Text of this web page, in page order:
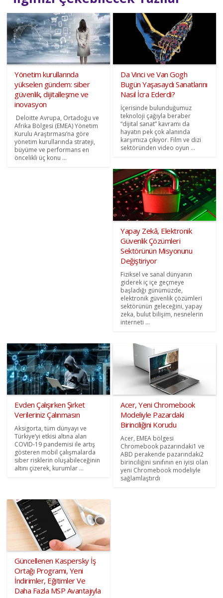
Yönetim kurullarında
yükselen gündem: siber
güvenlik, dijitalleşme ve
inovasyon
Deloitte Avrupa, Ortadoğu ve
Afrika Bölgesi (EMEA) Yönetim
Kurulu Araştırması’na göre
yönetim kurullarında strateji,
büyüme ve performans en
öncelikli üç konu ...
Da Vinci ve Van Gogh
Bugün Yaşasaydı Sanatlarını
Nasıl İcra Ederdi?
İçerisinde bulunduğumuz
teknoloji çağıyla beraber
“dijital sanat” kavramı da
hayatın pek çok alanında
karşımıza çıkıyor. Film ve dizi
sektöründen video oyun ...
Yapay Zekâ, Elektronik
Güvenlik Çözümleri
Sektörünün Misyonunu
Değiştiriyor
Fiziksel ve sanal dünyanın
giderek iç içe geçmeye
başladığı günümüzde,
elektronik güvenlik çözümleri
sektörünün geleceğini, yapay
zeka, bulut bilişim, nesnelerin
interneti ...
Evden Çalışırken Şirket
Verileriniz Çalınmasın
Aksigorta, tüm dünyayı ve
Türkiye’yi etkisi altına alan
COVID-19 pandemisi ile artış
gösteren mobil çalışmalarda
siber risklerin oluşabileceğinin
altını çizerek, kurumlar ...
Acer, Yeni Chromebook
Modeliyle Pazardaki
Birinciliğini Korudu
Acer, EMEA bölgesi
Chromebook pazarındaki1 ve
ABD perakende pazarındaki2
birinciliğini sınıfının en iyisi olan
yeni Chromebook modeliyle
sağlamlaştırdı
Güncellenen Kaspersky İş
Ortağı Programı, Yeni
İndirimler, Eğitimler Ve
Daha Fazla MSP Avantajıyla